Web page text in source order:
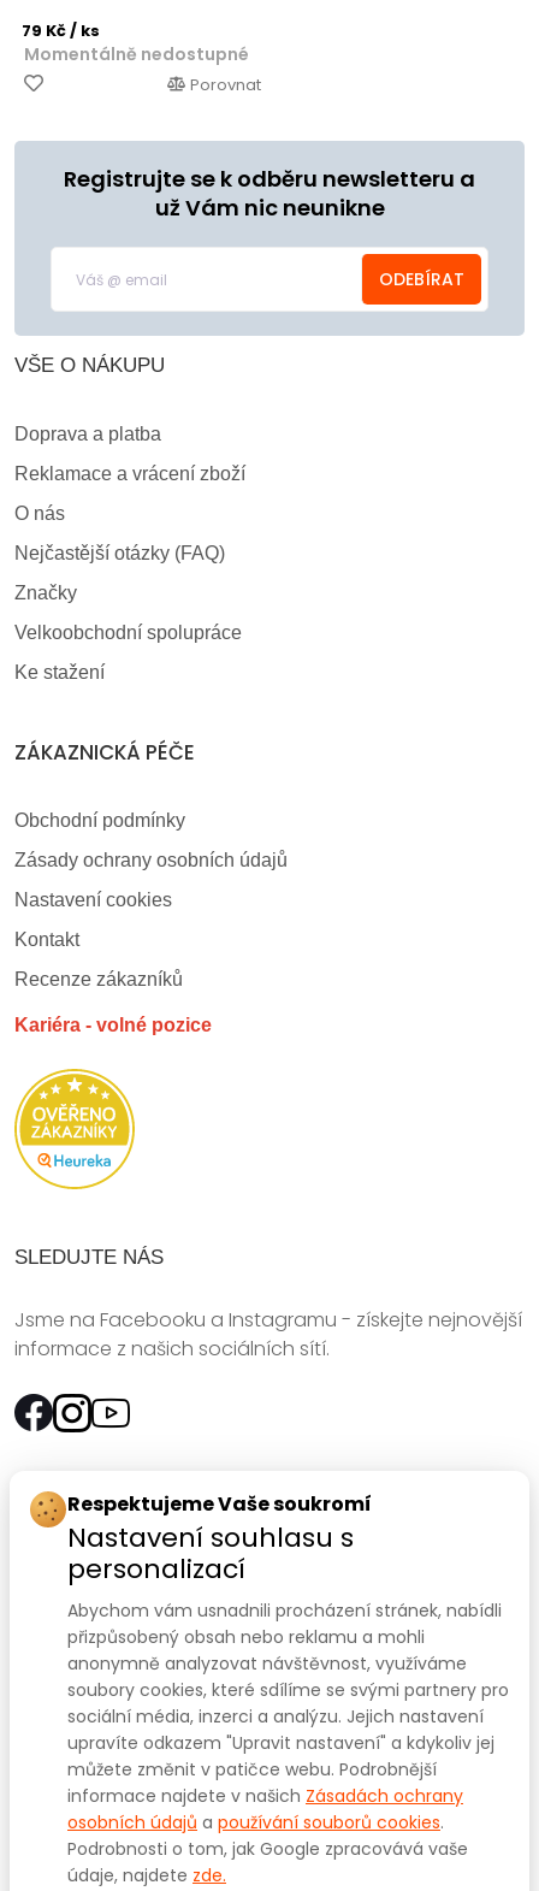
79 Kč/ ks
Momentálně nedostupné
Porovnat
Registrujte se k odběru newsletteru a
už Vám nic neunikne
ODEBÍRAT
VŠE O NÁKUPU
Doprava a platba
Reklamace a vrácení zboží
O nás
Nejčastější otázky (FAQ)
Značky
Velkoobchodní spolupráce
Ke stažení
ZÁKAZNICKÁ PÉČE
Obchodní podmínky
Zásady ochrany osobních údajů
Nastavení cookies
Kontakt
Recenze zákazníků
Kariéra - volné pozice
SLEDUJTE NÁS
Jsme na Facebooku a Instagramu - získejte nejnovější
informace z našich sociálních sítí.
Rychlý kontakt:
SANOMED, spol. s r.o.
Palackého třída 240/75
612 00 Brno-Královo Pole
Prodejna:+420 541 422 911,+420 541 422 912
e-mail:prodejna@sanomed.cz
E-shop:+420 739 079 275
e-mail:eshop@sanomed.cz
Respektujeme Vaše soukromí
Nastavení souhlasu s
personalizací
Abychom vám usnadnili procházení stránek, nabídli
přizpůsobený obsah nebo reklamu a mohli
anonymně analyzovat návštěvnost, využíváme
soubory cookies, které sdílíme se svými partnery pro
sociální média, inzerci a analýzu. Jejich nastavení
upravíte odkazem "Upravit nastavení" a kdykoliv jej
můžete změnit v patičce webu. Podrobnější
informace najdete v našich Zásadách ochrany
osobních údajů a používání souborů cookies.
Podrobnosti o tom, jak Google zpracovává vaše
údaje, najdete zde.